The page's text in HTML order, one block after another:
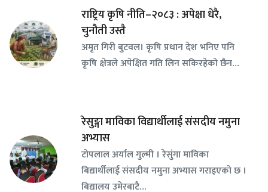
राष्ट्रिय कृषि नीति–२०८३ : अपेक्षा धेरै,
चुनौती उस्तै
अमृत गिरी बुटवल। कृषि प्रधान देश भनिए पनि
कृषि क्षेत्रले अपेक्षित गति लिन सकिरहेको छैन…
रेसुङ्गा माविका विद्यार्थीलाई संसदीय नमुना
अभ्यास
टोपलाल अर्याल गुल्मी । रेसुंगा माविका
बिद्यार्थीलाई संसदीय नमुना अभ्यास गराइएको छ ।
बिद्यालय उमेरबाटै…